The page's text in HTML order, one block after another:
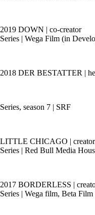
2019 DOWN | co-creator
Series | Wega Film (in
2018 DER BESTATTER |
Series, season 7 | SRF
LITTLE CHICAGO | creator
Series | Red Bull Media
2017 BORDERLESS |
Series | Wega film, Beta